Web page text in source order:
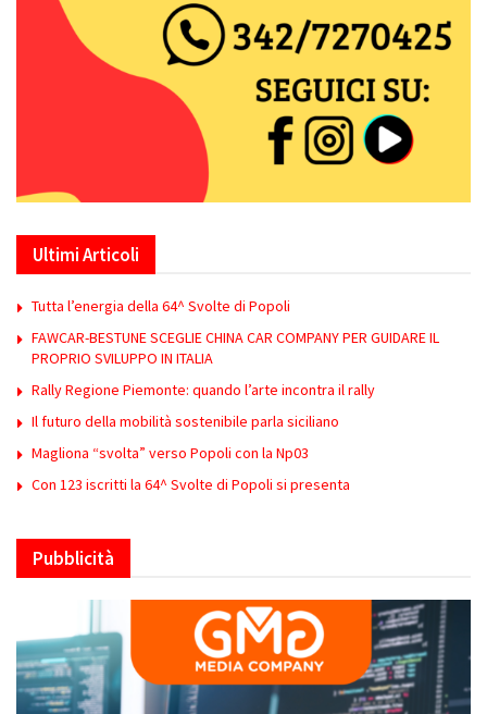
Ultimi Articoli
Tutta l’energia della 64^ Svolte di Popoli
FAWCAR-BESTUNE SCEGLIE CHINA CAR COMPANY PER GUIDARE IL
PROPRIO SVILUPPO IN ITALIA
Rally Regione Piemonte: quando l’arte incontra il rally
Il futuro della mobilità sostenibile parla siciliano
Magliona “svolta” verso Popoli con la Np03
Con 123 iscritti la 64^ Svolte di Popoli si presenta
Pubblicità